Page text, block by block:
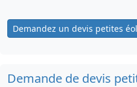
Demandez un devis petites
Demande de devis